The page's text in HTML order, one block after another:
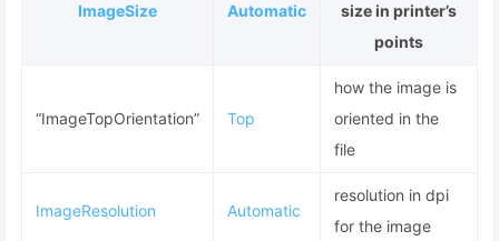
ImageSize Automatic
size in printer’s
points
“ImageTopOrientation” Top
how the image is
oriented in the
file
ImageResolution Automatic
resolution in dpi
for the image